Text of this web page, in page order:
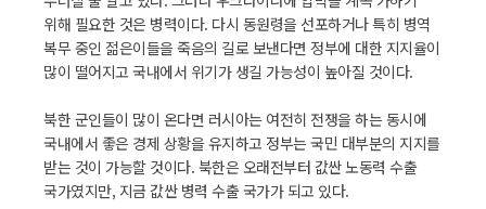
위해 필요한 것은 병력이다. 다시 동원령을 선포하거나 특히 병역
복무 중인 젊은이들을 죽음의 길로 보낸다면 정부에 대한 지지율이
많이 떨어지고 국내에서 위기가 생길 가능성이 높아질 것이다.
북한 군인들이 많이 온다면 러시아는 여전히 전쟁을 하는 동시에
국내에서 좋은 경제 상황을 유지하고 정부는 국민 대부분의 지지를
받는 것이 가능할 것이다. 북한은 오래전부터 값싼 노동력 수출
국가였지만, 지금 값싼 병력 수출 국가가 되고 있다.